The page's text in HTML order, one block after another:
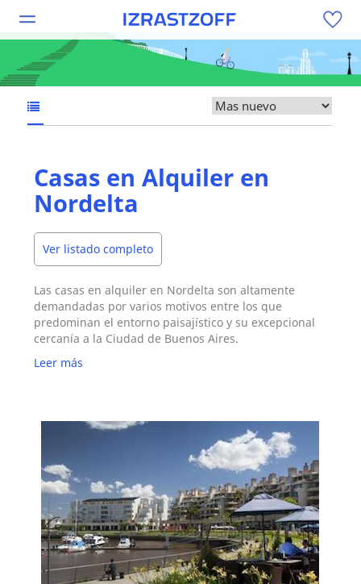
Casas en Alquiler en
Nordelta
Ver listado completo
Las casas en alquiler en Nordelta son altamente
demandadas por varios motivos entre los que
predominan el entorno paisajístico y su excepcional
cercanía a la Ciudad de Buenos Aires.
Leer más